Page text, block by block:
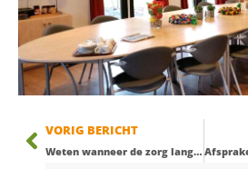
VORIG BERICHT
Weten wanneer de zorg langs komt en online uw dossier inzien.